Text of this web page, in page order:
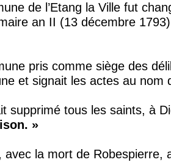
de l’Etang la Ville fut
an II (13 décembre
pris comme siège des
et signait les actes au nom
supprimé tous les saints, à
»
avec la mort de Robespierre,